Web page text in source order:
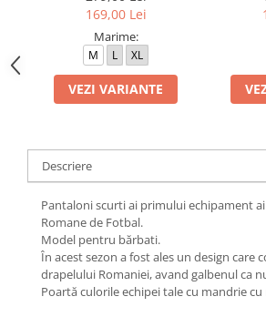
169,00 Lei
Marime:
M L XL
VEZI VARIANTE
Descriere
Pantaloni scurti ai primului echipament
Romane de Fotbal.
Model pentru bărbati.
În acest sezon a fost ales un design care
drapelului Romaniei, avand galbenul ca
Poartă culorile echipei tale cu mandrie